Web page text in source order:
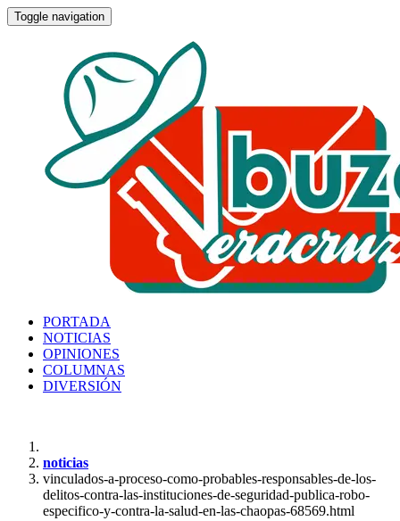
Toggle navigation
PORTADA
NOTICIAS
OPINIONES
COLUMNAS
DIVERSIÓN
noticias
vinculados-a-proceso-como-probables-responsables-de-los-
delitos-contra-las-instituciones-de-seguridad-publica-robo-
especifico-y-contra-la-salud-en-las-chaopas-68569.html